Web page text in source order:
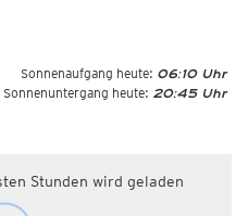
Sonnenaufgang heute: 06:10 Uhr
Sonnenuntergang heute: 20:45 Uhr
Stunden wird geladen